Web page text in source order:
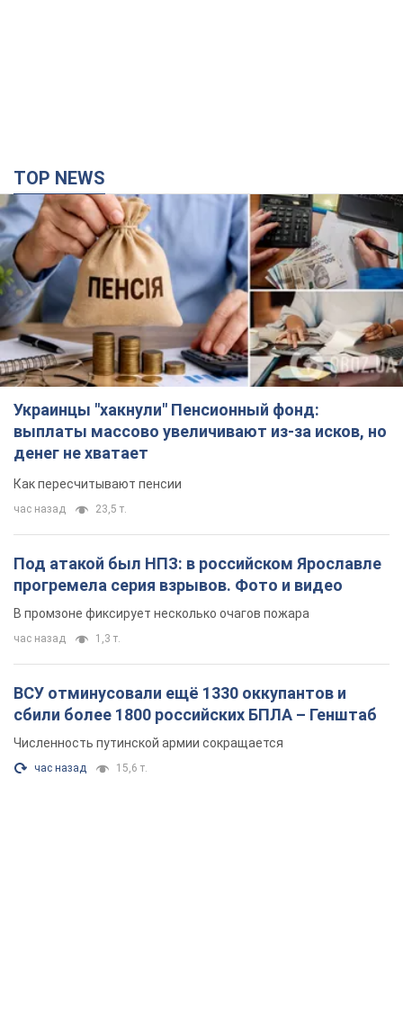
TOP NEWS
Украинцы "хакнули" Пенсионный фонд:
выплаты массово увеличивают из-за исков, но
денег не хватает
Как пересчитывают пенсии
час назад 23,5 т.
Под атакой был НПЗ: в российском Ярославле
прогремела серия взрывов. Фото и видео
В промзоне фиксирует несколько очагов пожара
час назад 1,3 т.
ВСУ отминусовали ещё 1330 оккупантов и
сбили более 1800 российских БПЛА – Генштаб
Численность путинской армии сокращается
час назад 15,6 т.